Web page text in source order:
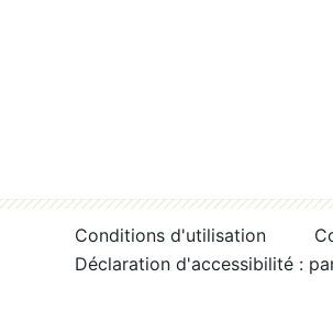
Conditions d'utilisation
Déclaration d'accessibilité :